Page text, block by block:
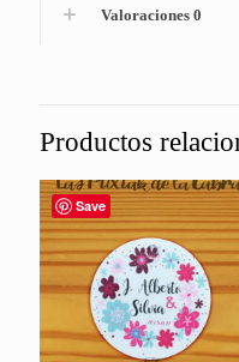
Valoraciones 0
Productos
Save